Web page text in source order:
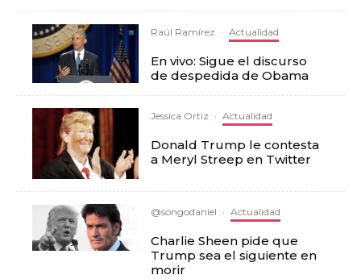
Raúl Ramírez · Actualidad
En vivo: Sigue el discurso
de despedida de Obama
Jessica Ortiz · Actualidad
Donald Trump le contesta
a Meryl Streep en Twitter
@songodaniel · Actualidad
Charlie Sheen pide que
Trump sea el siguiente en
morir